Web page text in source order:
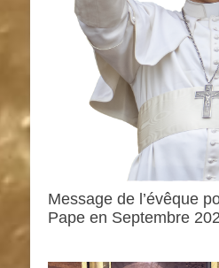
Message de l’évêque
Pape en Septembre